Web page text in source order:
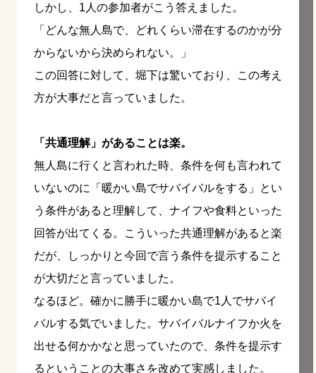
しかし、1人の参加者がこう答えました。
「どんな無人島で、どれくらい滞在するのかが分
からないから決められない。」
この回答に対して、堀下は驚いており、この考え
方が大事だと言っていました。
「共通理解」があることは楽。
無人島に行くと言われた時、条件を何も言われて
いないのに「暖かい島でサバイバルをする」とい
う条件があると理解して、ナイフや食料といった
回答が出てくる。こういった共通理解があると楽
だが、しっかりと今回で言う条件を提示すること
が大切だと言っていました。
なるほど。確かに勝手に暖かい島で1人でサバイ
バルする気でいました。サバイバルナイフか火を
出せる何かかなと思っていたので、条件を提示す
るということの大事さを改めて実感しました。